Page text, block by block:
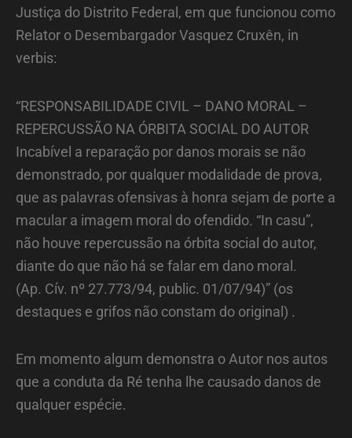
Justiça do Distrito Federal, em que funcionou como
Relator o Desembargador Vasquez Cruxên, in
verbis:
“RESPONSABILIDADE CIVIL – DANO MORAL –
REPERCUSSÃO NA ÓRBITA SOCIAL DO AUTOR
Incabível a reparação por danos morais se não
demonstrado, por qualquer modalidade de prova,
que as palavras ofensivas à honra sejam de porte a
macular a imagem moral do ofendido. “In casu”,
não houve repercussão na órbita social do autor,
diante do que não há se falar em dano moral.
(Ap. Cív. nº 27.773/94, public. 01/07/94)” (os
destaques e grifos não constam do original) .
Em momento algum demonstra o Autor nos autos
que a conduta da Ré tenha lhe causado danos de
qualquer espécie.